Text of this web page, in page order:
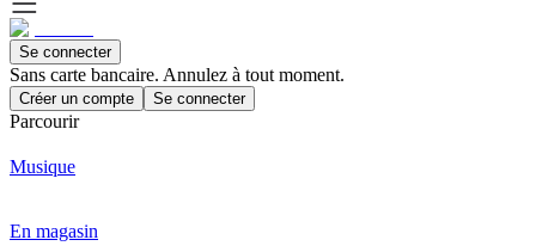
Se connecter
Sans carte bancaire. Annulez à tout moment.
Créer un compte Se connecter
Parcourir
Musique
En magasin